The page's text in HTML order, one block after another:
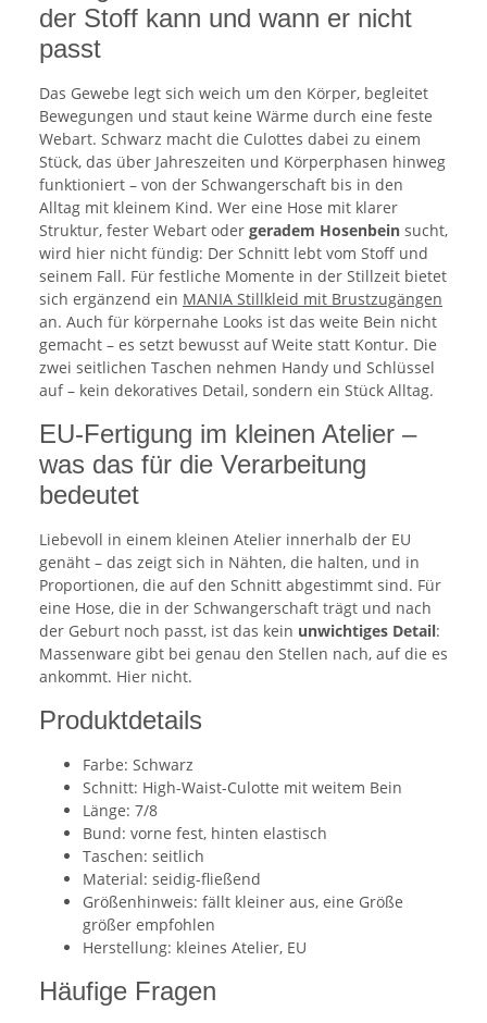
der Stoff kann und wann er nicht
passt
Das Gewebe legt sich weich um den Körper, begleitet
Bewegungen und staut keine Wärme durch eine feste
Webart. Schwarz macht die Culottes dabei zu einem
Stück, das über Jahreszeiten und Körperphasen hinweg
funktioniert – von der Schwangerschaft bis in den
Alltag mit kleinem Kind. Wer eine Hose mit klarer
Struktur, fester Webart oder geradem Hosenbein sucht,
wird hier nicht fündig: Der Schnitt lebt vom Stoff und
seinem Fall. Für festliche Momente in der Stillzeit bietet
sich ergänzend ein MANIA Stillkleid mit Brustzugängen
an. Auch für körpernahe Looks ist das weite Bein nicht
gemacht – es setzt bewusst auf Weite statt Kontur. Die
zwei seitlichen Taschen nehmen Handy und Schlüssel
auf – kein dekoratives Detail, sondern ein Stück Alltag.
EU-Fertigung im kleinen Atelier –
was das für die Verarbeitung
bedeutet
Liebevoll in einem kleinen Atelier innerhalb der EU
genäht – das zeigt sich in Nähten, die halten, und in
Proportionen, die auf den Schnitt abgestimmt sind. Für
eine Hose, die in der Schwangerschaft trägt und nach
der Geburt noch passt, ist das kein unwichtiges Detail:
Massenware gibt bei genau den Stellen nach, auf die es
ankommt. Hier nicht.
Produktdetails
Farbe: Schwarz
Schnitt: High-Waist-Culotte mit weitem Bein
Länge: 7/8
Bund: vorne fest, hinten elastisch
Taschen: seitlich
Material: seidig-fließend
Größenhinweis: fällt kleiner aus, eine Größe
größer empfohlen
Herstellung: kleines Atelier, EU
Häufige Fragen